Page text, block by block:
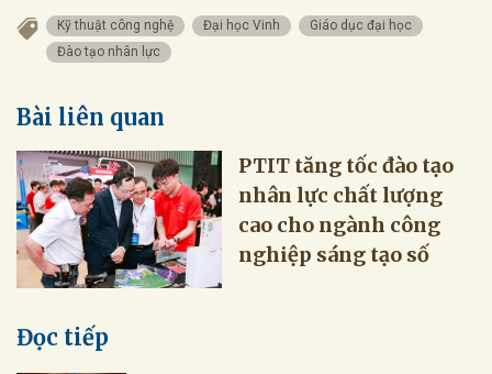
Kỹ thuật công nghệ Đại học Vinh
Giáo dục đại học
Đào tạo nhân lực
Bài liên quan
PTIT tăng tốc đào tạo
nhân lực chất lượng
cao cho ngành công
nghiệp sáng tạo số
Đọc tiếp